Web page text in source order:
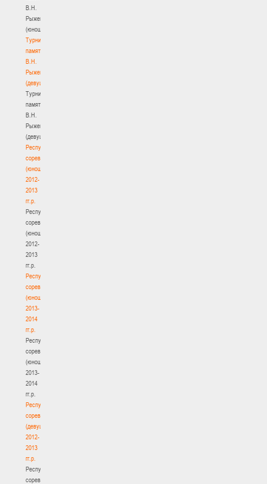
В.Н.
Рыженкова
(юноши)
Турнир
памяти
В.Н.
Рыженкова
(девушки)
Турнир
памяти
В.Н.
Рыженкова
(девушки)
Республиканские
соревнования
(юноши)
2012-
2013
гг.р.
Республиканские
соревнования
(юноши)
2012-
2013
гг.р.
Республиканские
соревнования
(юноши)
2013-
2014
гг.р.
Республиканские
соревнования
(юноши)
2013-
2014
гг.р.
Республиканские
соревнования
(девушки)
2012-
2013
гг.р.
Республиканские
соревнования